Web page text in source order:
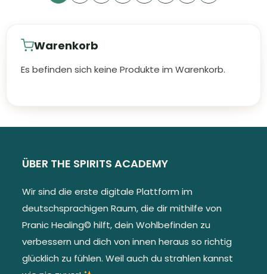
Warenkorb
Es befinden sich keine Produkte im Warenkorb.
ÜBER THE SPIRITS ACADEMY
Wir sind die erste digitale Plattform im
deutschsprachigen Raum, die dir mithilfe von
Pranic Healing© hilft, dein Wohlbefinden zu
verbessern und dich von innen heraus so richtig
glücklich zu fühlen. Weil auch du strahlen kannst